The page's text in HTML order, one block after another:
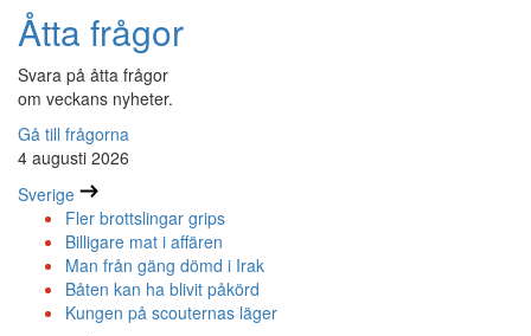
Åtta frågor
Svara på åtta frågor
om veckans nyheter.
Gå till frågorna
4 augusti 2026
Sverige
Fler brottslingar grips
Billigare mat i affären
Man från gäng dömd i Irak
Båten kan ha blivit påkörd
Kungen på scouternas läger